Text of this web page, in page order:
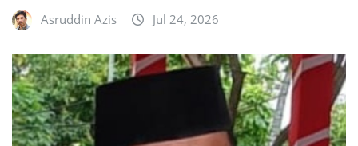
Asruddin Azis Jul 24, 2026